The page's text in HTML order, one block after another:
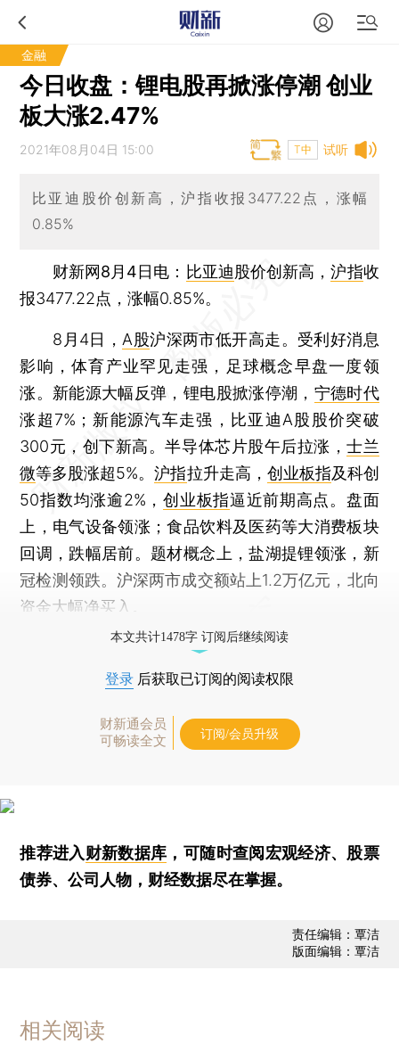
金融
今日收盘：锂电股再掀涨停潮 创业
板大涨2.47%
试听
2021年08月04日 15:00 T中
比亚迪股价创新高，沪指收报3477.22点，涨幅
0.85%
财新网8月4日电 ： 比亚迪股价创新高，沪指收
报3477.22点，涨幅0.85%。
8月4日， A股沪深两市低开高走。受利好消息
影响，体育产业罕见走强，足球概念早盘一度领
涨。新能源大幅反弹，锂电股掀涨停潮， 宁德时代
涨超7%；新能源汽车走强，比亚迪A股股价突破
300元，创下新高。半导体芯片股午后拉涨，士兰
微等多股涨超5%。沪指拉升走高， 创业板指及科创
50指数均涨逾2%，创业板指逼近前期高点。盘面
上，电气设备领涨；食品饮料及医药等大消费板块
回调，跌幅居前。题材概念上，盐湖提锂领涨，新
冠检测领跌。沪深两市成交额站上1.2万亿元，北向
资金大幅净买入。
本文共计1478字 订阅后继续阅读
登录 后获取已订阅的阅读权限
财新通会员
可畅读全文
订阅/会员升级
推荐进入财新数据库 ，可随时查阅宏观经济、股票
债券、公司人物，财经数据尽在掌握。
责任编辑：覃洁
版面编辑：覃洁
相关阅读